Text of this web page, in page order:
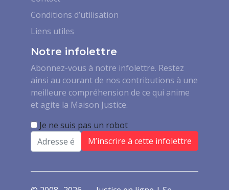
Conditions d’utilisation
Liens utiles
Notre infolettre
Abonnez-vous à notre infolettre. Restez
ainsi au courant de nos contributions à une
meilleure compréhension de ce qui anime
et agite la Maison Justice.
Je ne suis pas un robot
Email